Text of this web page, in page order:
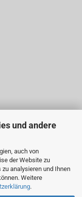
und andere
auch von
der Website zu
analysieren und Ihnen
Weitere
.